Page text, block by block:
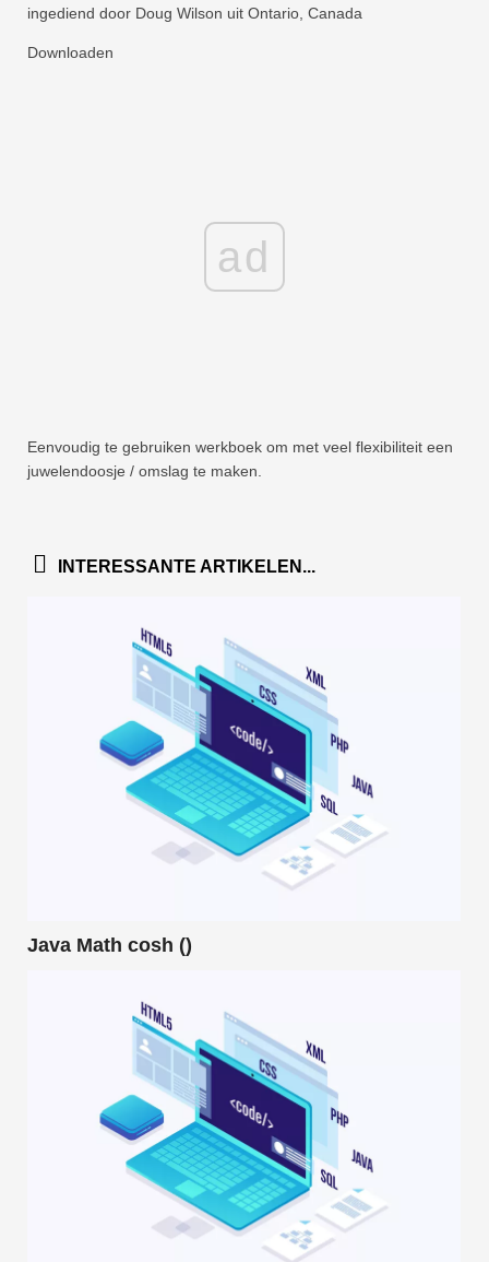
ingediend door Doug Wilson uit Ontario, Canada
Downloaden
ad
Eenvoudig te gebruiken werkboek om met veel flexibiliteit een
juwelendoosje / omslag te maken.
INTERESSANTE ARTIKELEN...
Java Math cosh ()